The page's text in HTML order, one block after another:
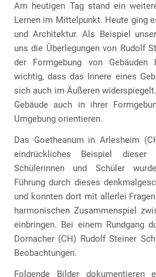
Am heutigen Tag stand ein
Lernen im Mittelpunkt. Heute ging
und Architektur. Als Beispiel
uns die Überlegungen von Rudolf
der Formgebung von
wichtig, dass das Innere eines
sich auch im Äußeren
Gebäude auch in ihrer
Umgebung orientieren.
Das Goetheanum in Arlesheim
eindrückliches Beispiel
Schülerinnen und Schüler
Führung durch dieses
und konnten dort mit allerlei
harmonischen Zusammenspiel
einbringen. Bei einem Rundgang
Dornacher (CH) Rudolf Steiner
Beobachtungen.
Folgende Bilder dokumentieren